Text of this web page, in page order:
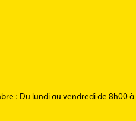
: Du lundi au vendredi de 8h00 à